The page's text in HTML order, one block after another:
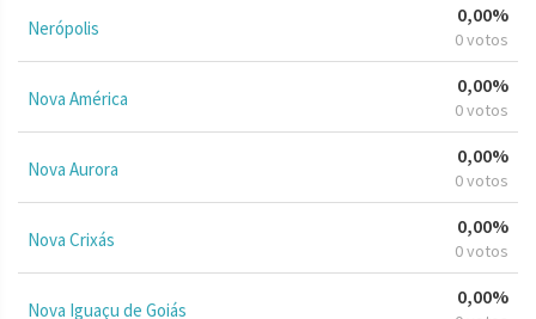
Nerópolis
0,00%
0 votos
Nova América
0,00%
0 votos
Nova Aurora
0,00%
0 votos
Nova Crixás
0,00%
0 votos
Nova Iguaçu de Goiás
0,00%